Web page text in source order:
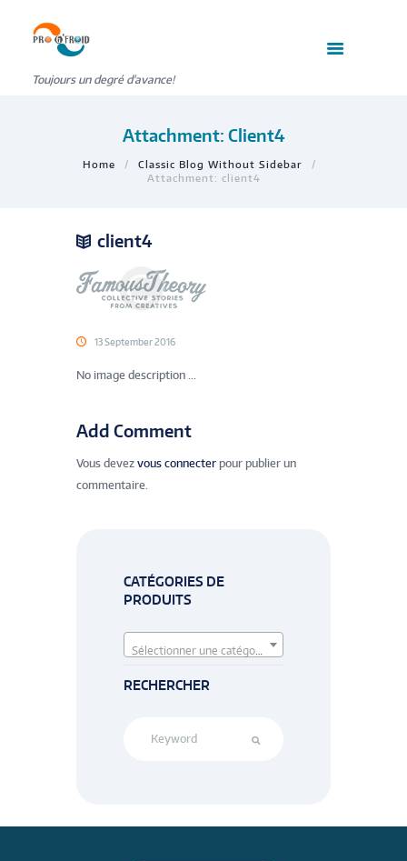
Toujours un degré d'avance!
Attachment: Client4
Home
Classic Blog Without Sidebar
Attachment: client4
client4
13 September 2016
No image description ...
Add Comment
Vous devez vous connecter pour publier un
commentaire.
CATÉGORIES DE
PRODUITS
Sélectionner une catégorie
RECHERCHER